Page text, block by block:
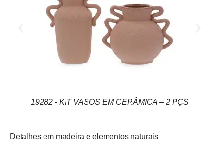
19282 - KIT VASOS EM CERÂMICA – 2 PÇS
Detalhes em madeira e elementos naturais